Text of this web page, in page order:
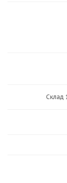
Склад